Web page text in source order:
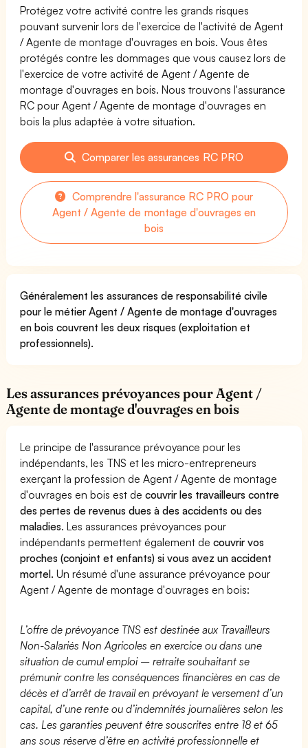
Protégez votre activité contre les grands risques
pouvant survenir lors de l'exercice de l'activité de Agent
/ Agente de montage d'ouvrages en bois. Vous êtes
protégés contre les dommages que vous causez lors de
l'exercice de votre activité de Agent / Agente de
montage d'ouvrages en bois. Nous trouvons l'assurance
RC pour Agent / Agente de montage d'ouvrages en
bois la plus adaptée à votre situation.
Comparer les assurances RC PRO
Comprendre l'assurance RC PRO pour
Agent / Agente de montage d'ouvrages en
bois
Généralement les assurances de responsabilité civile
pour le métier Agent / Agente de montage d'ouvrages
en bois couvrent les deux risques (exploitation et
professionnels).
Les assurances prévoyances pour Agent /
Agente de montage d'ouvrages en bois
Le principe de l'assurance prévoyance pour les
indépendants, les TNS et les micro-entrepreneurs
exerçant la profession de Agent / Agente de montage
d'ouvrages en bois est decouvrir les travailleurs contre
des pertes de revenus dues à des accidents ou des
maladies. Les assurances prévoyances pour
indépendants permettent également decouvrir vos
proches (conjoint et enfants) si vous avez un accident
mortel. Un résumé d'une assurance prévoyance pour
Agent / Agente de montage d'ouvrages en bois:
L’offre de prévoyance TNS est destinée aux Travailleurs
Non-Salariés Non Agricoles en exercice ou dans une
situation de cumul emploi – retraite souhaitant se
prémunir contre les conséquences financières en cas de
décès et d’arrêt de travail en prévoyant le versement d’un
capital, d’une rente ou d’indemnités journalières selon les
cas. Les garanties peuvent être souscrites entre 18 et 65
ans sous réserve d’être en activité professionnelle et